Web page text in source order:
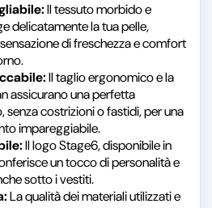
Il tessuto morbido e
delicatamente la tua pelle,
di freschezza e comfort
Il taglio ergonomico e la
assicurano una perfetta
senza costrizioni o fastidi, per una
impareggiabile.
Il logo Stage6, disponibile in
un tocco di personalità e
sotto i vestiti.
La qualità dei materiali utilizzati e